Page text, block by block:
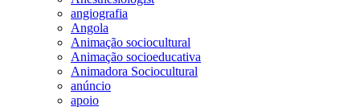
angiografia
Angola
Animação sociocultural
Animação socioeducativa
Animadora Sociocultural
anúncio
apoio